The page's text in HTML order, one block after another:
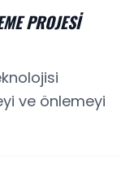
PROJESI
ve önlemeyi